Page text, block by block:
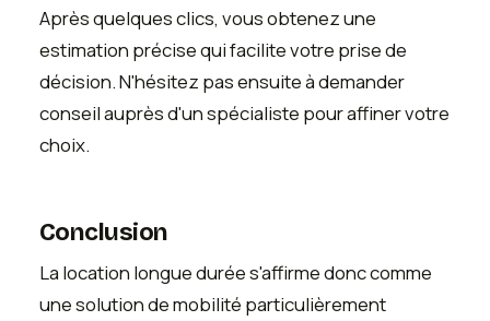
Après quelques clics, vous obtenez une
estimation précise qui facilite votre prise de
décision. N'hésitez pas ensuite à demander
conseil auprès d'un spécialiste pour affiner votre
choix.
Conclusion
La location longue durée s'affirme donc comme
une solution de mobilité particulièrement